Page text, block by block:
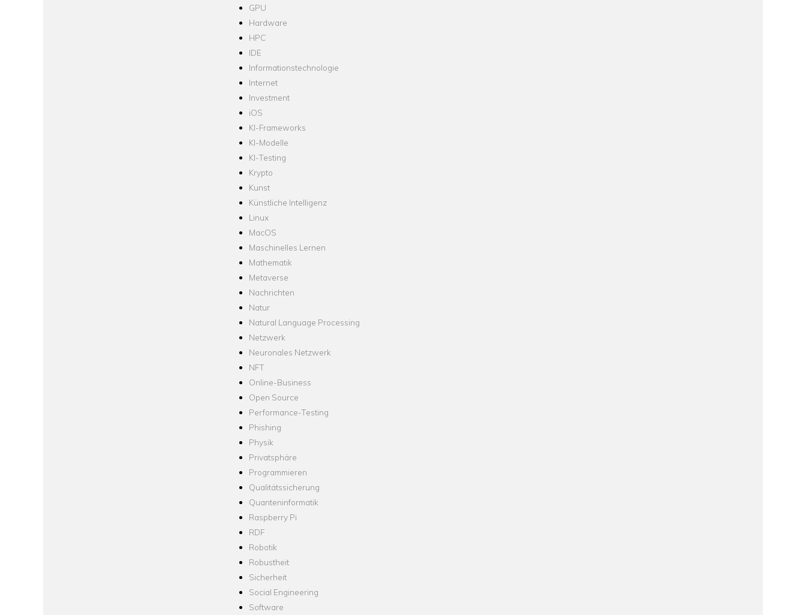
GPU
Hardware
HPC
IDE
Informationstechnologie
Internet
Investment
iOS
KI-Frameworks
KI-Modelle
KI-Testing
Krypto
Kunst
Künstliche Intelligenz
Linux
MacOS
Maschinelles Lernen
Mathematik
Metaverse
Nachrichten
Natur
Natural Language Processing
Netzwerk
Neuronales Netzwerk
NFT
Online-Business
Open Source
Performance-Testing
Phishing
Physik
Privatsphäre
Programmieren
Qualitätssicherung
Quanteninformatik
Raspberry Pi
RDF
Robotik
Robustheit
Sicherheit
Social Engineering
Software